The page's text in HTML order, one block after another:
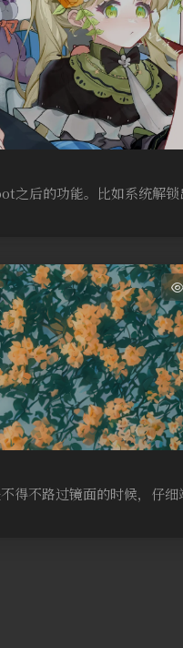
之后的功能。比如系统解
得不路过镜面的时候，仔